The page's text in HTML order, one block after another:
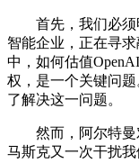
首先，我们必须
智能企业，正在寻
中，如何估值
权，是一个关键问
了解决这一问题。
然而，阿尔特曼
马斯克又一次干扰